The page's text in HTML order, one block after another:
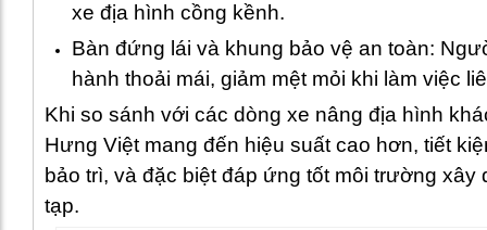
xe địa hình cồng kềnh.
Bàn đứng lái và khung bảo vệ an toàn:
hành thoải mái, giảm mệt mỏi khi làm việc
Khi so sánh với các dòng xe nâng địa hình
Hưng Việt mang đến hiệu suất cao hơn, tiết
bảo trì, và đặc biệt đáp ứng tốt môi trường xây
tạp.